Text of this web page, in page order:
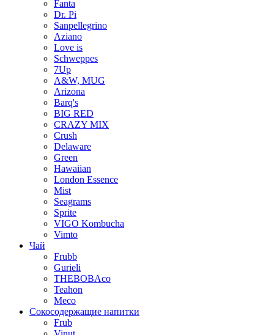
Fanta
Dr. Pi
Sanpellegrino
Aziano
Love is
Schweppes
7Up
A&W, MUG
Arizona
Barq's
BIG RED
CRAZY MIX
Crush
Delaware
Green
Hawaiian
London Essence
Mist
Seagrams
Sprite
VIGO Kombucha
Vimto
Чай
Frubb
Gurieli
THEBOBAco
Teahon
Meco
Сокосодержащие напитки
Frub